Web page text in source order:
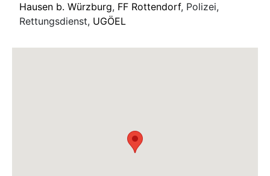
Hausen b. Würzburg, FF Rottendorf, Polizei,
Rettungsdienst, UGÖEL